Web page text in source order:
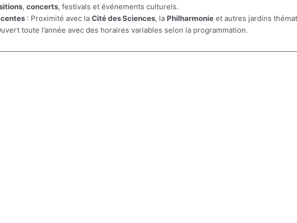
, concerts, festivals et événements culturels.
: Proximité avec la Cité des Sciences, la Philharmonieet autres jardins
toute l’année avec des horaires variables selon la programmation.